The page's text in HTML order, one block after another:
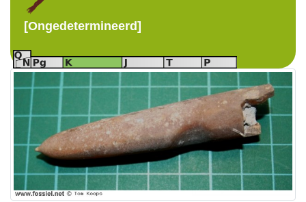
[Ongedetermineerd]